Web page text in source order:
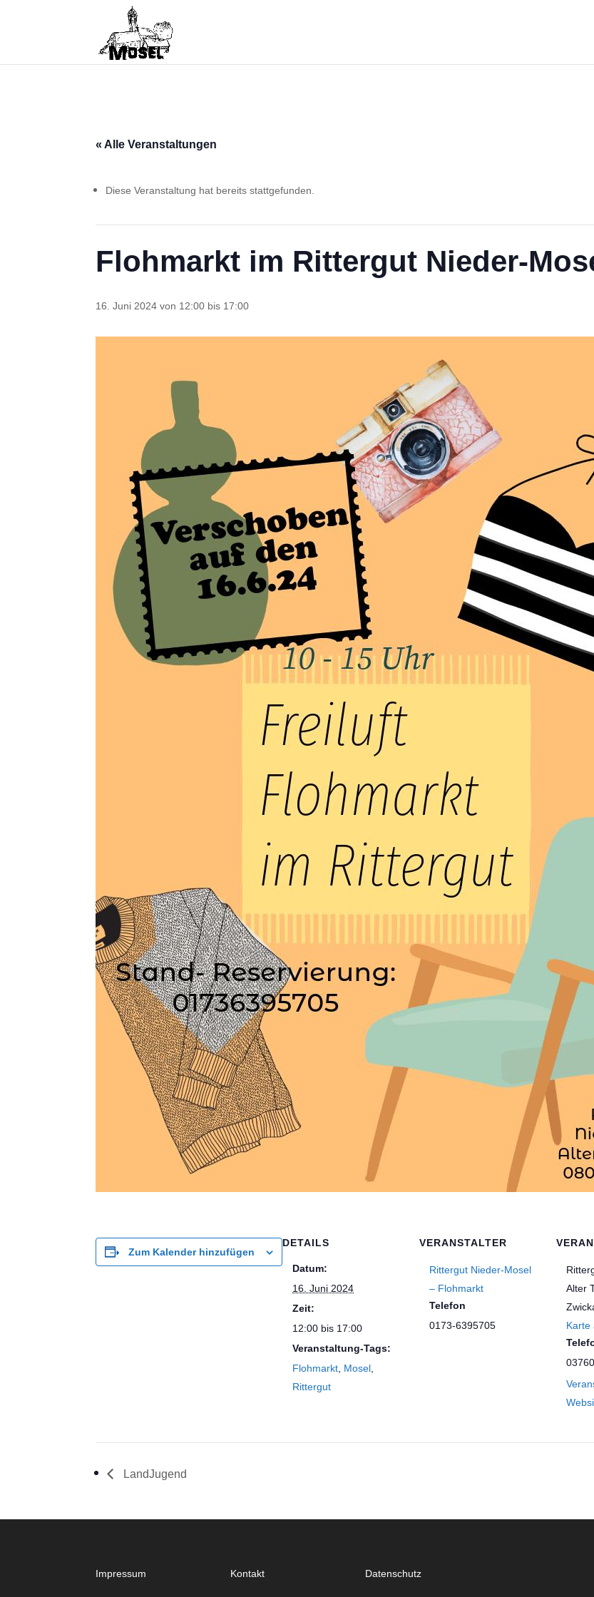
« Alle Veranstaltungen
Diese Veranstaltung hat bereits stattgefunden.
Flohmarkt im Rittergut Nieder-
16. Juni 2024 von 12:00 bis 17:00
Zum Kalender hinzufügen
DETAILS
Datum:
16. Juni 2024
Zeit:
12:00 bis 17:00
Veranstaltung-Tags:
Flohmarkt, Mosel,
Rittergut
VERANSTALTER
Rittergut Nieder-Mosel
– Flohmarkt
Telefon
0173-6395705
Alter
Karte
LandJugend
Impressum Kontakt Datenschutz